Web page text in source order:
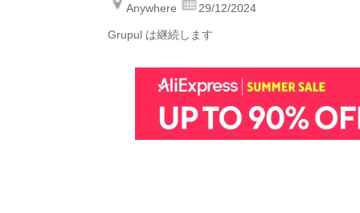
Anywhere 29/12/2024
Grupul は継続します